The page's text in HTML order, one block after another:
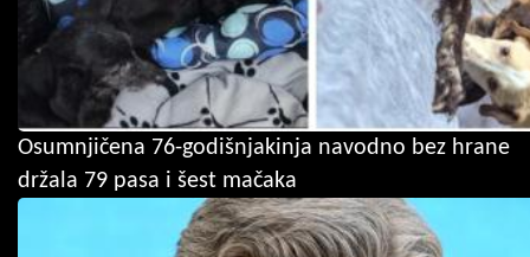
Osumnjičena 76-godišnjakinja navodno bez hrane
držala 79 pasa i šest mačaka